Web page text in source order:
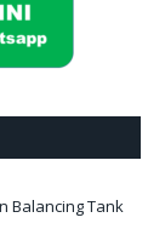
Balancing Tank